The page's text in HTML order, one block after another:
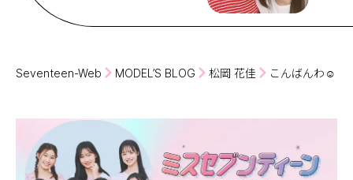
Seventeen-Web MODEL’S BLOG 松岡 花佳 こんばんわ︎☺️︎